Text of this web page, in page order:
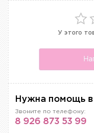
У этого
Нужна помощь в
Звоните по телефону:
8 926 873 53 99